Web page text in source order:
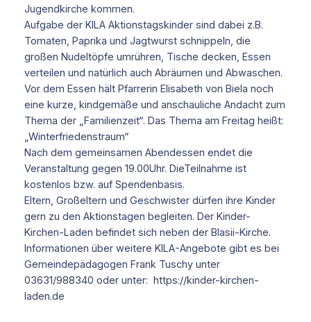
Jugendkirche kommen.
Aufgabe der KILA Aktionstagskinder sind dabei z.B.
Tomaten, Paprika und Jagtwurst schnippeln, die
großen Nudeltöpfe umrühren, Tische decken, Essen
verteilen und natürlich auch Abräumen und Abwaschen.
Vor dem Essen hält Pfarrerin Elisabeth von Biela noch
eine kurze, kindgemäße und anschauliche Andacht zum
Thema der „Familienzeit“. Das Thema am Freitag heißt:
„Winterfriedenstraum“
Nach dem gemeinsamen Abendessen endet die
Veranstaltung gegen 19.00Uhr. DieTeilnahme ist
kostenlos bzw. auf Spendenbasis.
Eltern, Großeltern und Geschwister dürfen ihre Kinder
gern zu den Aktionstagen begleiten. Der Kinder-
Kirchen-Laden befindet sich neben der Blasii-Kirche.
Informationen über weitere KILA-Angebote gibt es bei
Gemeindepädagogen Frank Tuschy unter
03631/988340 oder unter: https://kinder-kirchen-
laden.de